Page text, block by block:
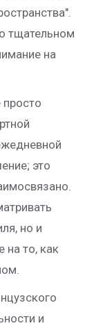
тщательном
на
это
но и
на то, как
и